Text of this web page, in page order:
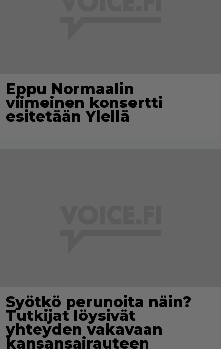
Eppu Normaalin
viimeinen konsertti
esitetään Ylellä
Syötkö perunoita näin?
Tutkijat löysivät
yhteyden vakavaan
kansansairauteen